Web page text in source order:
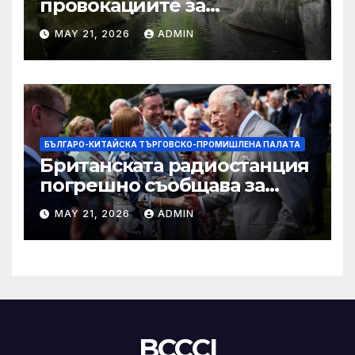
провокациите за
„независимост на Тайван“.
MAY 21, 2026 ADMIN
БЪЛГАРО-КИТАЙСКА ТЪРГОВСКО-ПРОМИШЛЕНА ПАЛAТА
Британската радиостанция
погрешно съобщава за
смъртта на крал Чарлз
MAY 21, 2026 ADMIN